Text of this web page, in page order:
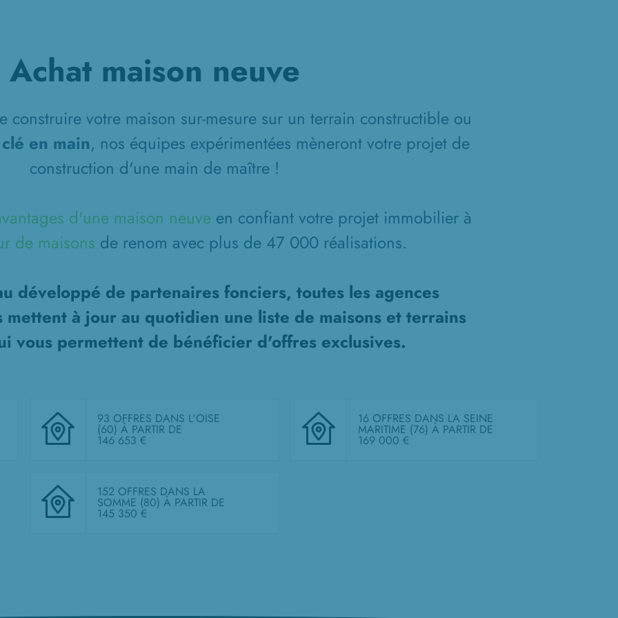
Achat maison neuve
construire votre maison sur-mesure sur un terrain constructible ou
en main, nos équipes expérimentées mèneront votre projet de
construction d'une main de maître !
d'une maison neuve en confiant votre projet immobilier à
de maisons de renom avec plus de 47 000 réalisations.
développé de partenaires fonciers, toutes les agences
mettent à jour au quotidien une liste de maisons et terrains
vous permettent de bénéficier d'offres exclusives.
93 OFFRES DANS L'OISE
(60)À PARTIR DE
146 653 €
16 OFFRES DANS LA SEINE
MARITIME (76) À PARTIR DE
169 000 €
152 OFFRES DANS LA
SOMME (80)À PARTIR DE
145 350 €